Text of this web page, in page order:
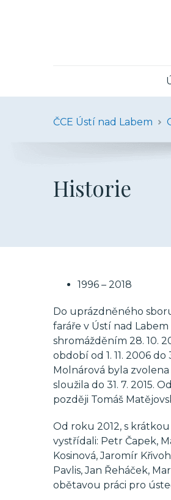
ČCE Ústí nad Labem
Historie
1996 – 2018
Do uprázdněného
faráře v Ústí nad Labem
shromážděním 28. 10.
období od 1. 11. 2006
Molnárová byla
sloužila do 31. 7. 2015.
později Tomáš
Od roku 2012, s
vystřídali: Petr Čapek,
Kosinová, Jaromír
Pavlis, Jan Řeháček,
obětavou práci pro